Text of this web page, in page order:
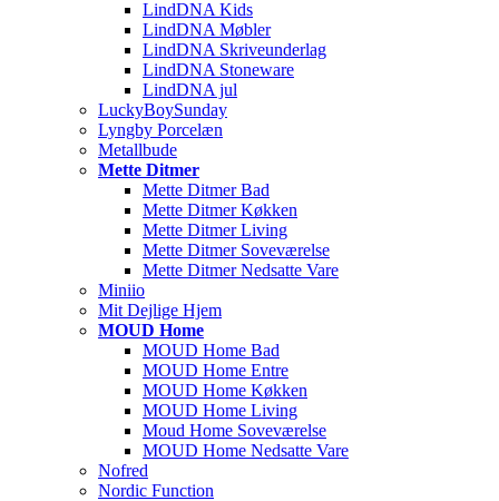
LindDNA Kids
LindDNA Møbler
LindDNA Skriveunderlag
LindDNA Stoneware
LindDNA jul
LuckyBoySunday
Lyngby Porcelæn
Metallbude
Mette Ditmer
Mette Ditmer Bad
Mette Ditmer Køkken
Mette Ditmer Living
Mette Ditmer Soveværelse
Mette Ditmer Nedsatte Vare
Miniio
Mit Dejlige Hjem
MOUD Home
MOUD Home Bad
MOUD Home Entre
MOUD Home Køkken
MOUD Home Living
Moud Home Soveværelse
MOUD Home Nedsatte Vare
Nofred
Nordic Function